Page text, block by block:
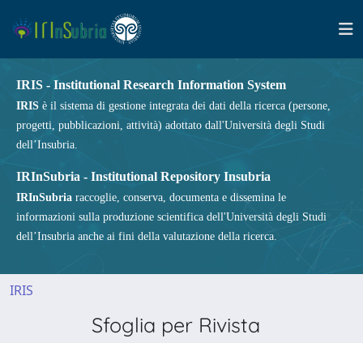
IRIS - Institutional Research Information System
IRIS è il sistema di gestione integrata dei dati della ricerca (persone,
progetti, pubblicazioni, attività) adottato dall'Università degli Studi
dell’Insubria.
IRInSubria - Institutional Repository Insubria
IRInSubria raccoglie, conserva, documenta e dissemina le
informazioni sulla produzione scientifica dell'Università degli Studi
dell’Insubria anche ai fini della valutazione della ricerca.
IRIS
Sfoglia per Rivista